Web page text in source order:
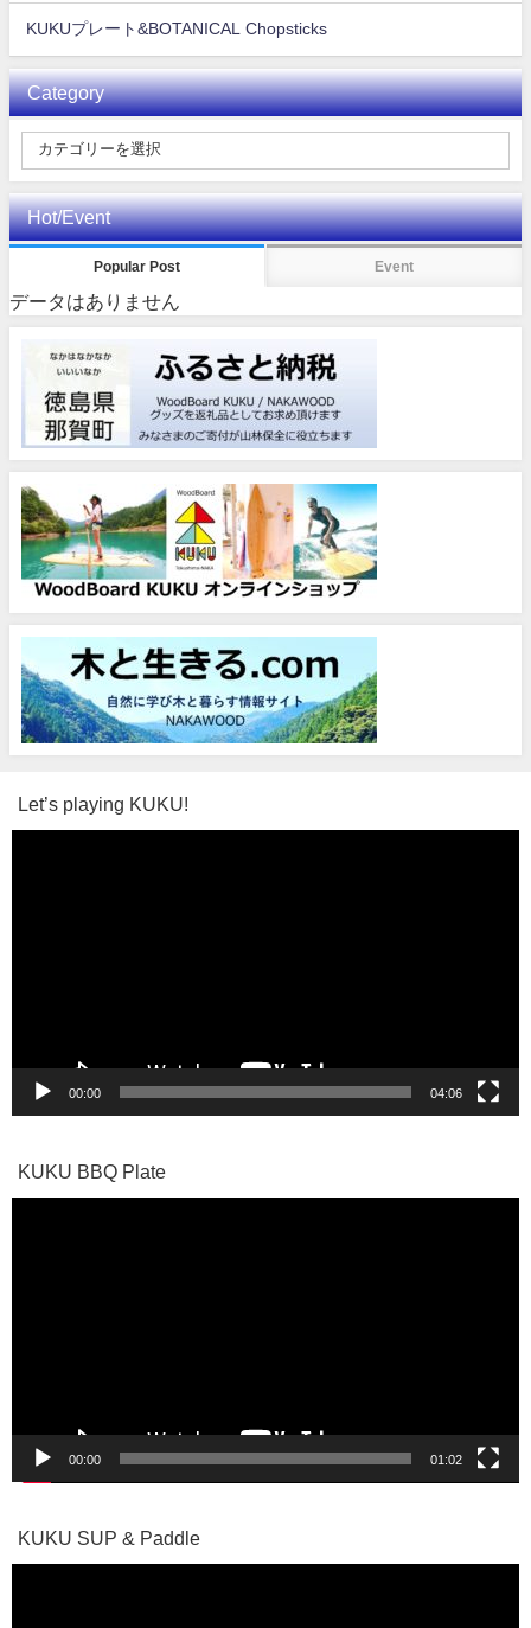
KUKUプレート&BOTANICAL Chopsticks
Category
Hot/Event
Popular Post Event
データはありません
Let’s playing KUKU!
00:00 04:06
KUKU BBQ Plate
00:00 01:02
KUKU SUP & Paddle